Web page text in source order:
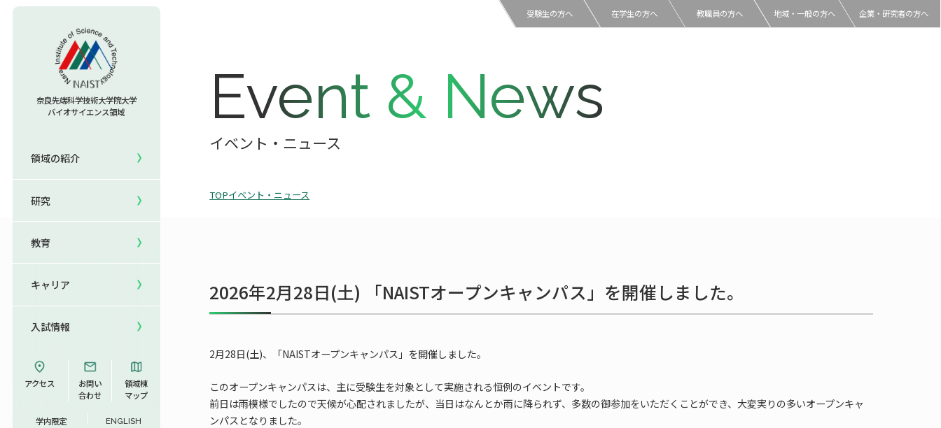
奈良先端科学技術大学院大学
バイオサイエンス領域
領域の紹介
領域長あいさつ
研究
研究TOP
教員一覧
NAIST Edge BIO
教育
研究室への配属
キャリア
就職実績
入試情報
入試情報TOP
研究＆授業
保護者の方へ
アクセス
お問い
合わせ
領域棟
マップ
学内限定 ENGLISH
受験生の方へ 在学生の方へ 教職員の方へ 地域・一般の方へ 企業・研究者の方へ
Event & News
イベント・ニュース
TOPイベント・ニュース
2026年2月28日(土) 「NAISTオープンキャンパス」を開催しました。
2月28日(土)、「NAISTオープンキャンパス」を開催しました。
このオープンキャンパスは、主に受験生を対象として実施される恒例のイベントです。
前日は雨模様でしたので天候が心配されましたが、当日はなんとか雨に降られず、多数の御参加をいただくことができ、大変実りの多いオープンキャ
ンパスとなりました。